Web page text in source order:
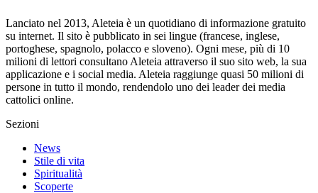
Lanciato nel 2013, Aleteia è un quotidiano di informazione gratuito
su internet. Il sito è pubblicato in sei lingue (francese, inglese,
portoghese, spagnolo, polacco e sloveno). Ogni mese, più di 10
milioni di lettori consultano Aleteia attraverso il suo sito web, la sua
applicazione e i social media. Aleteia raggiunge quasi 50 milioni di
persone in tutto il mondo, rendendolo uno dei leader dei media
cattolici online.
Sezioni
News
Stile di vita
Spiritualità
Scoperte